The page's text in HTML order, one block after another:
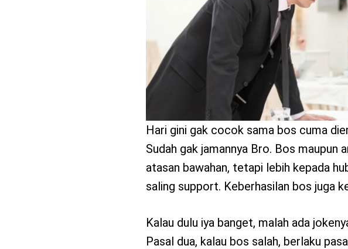
benefit
Hari gini gak cocok sama bos cuma
Sudah gak jamannya Bro. Bos maupun
atasan bawahan, tetapi lebih kepada
saling support. Keberhasilan bos juga
Kalau dulu iya banget, malah ada
Pasal dua, kalau bos salah, berlaku